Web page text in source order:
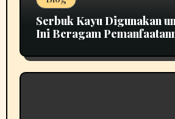
Serbuk Kayu Digunakan
Ini Beragam